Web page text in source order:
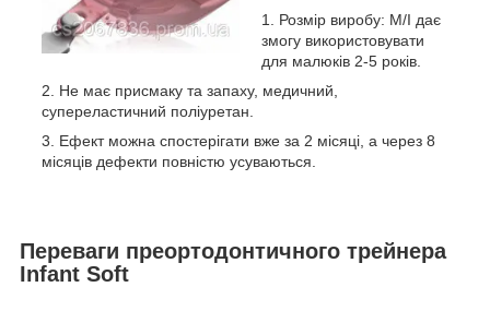
Розмір виробу: М/І дає
змогу використовувати
для малюків 2-5 років.
Не має присмаку та запаху, медичний,
супереластичний поліуретан.
Ефект можна спостерігати вже за 2 місяці, а через 8
місяців дефекти повністю усуваються.
Переваги преортодонтичного трейнера
Infant Soft